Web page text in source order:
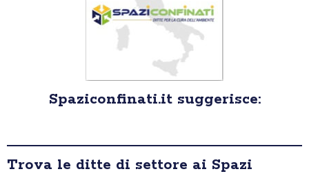
Spaziconfinati.it suggerisce:
Trova le ditte di settore ai Spazi